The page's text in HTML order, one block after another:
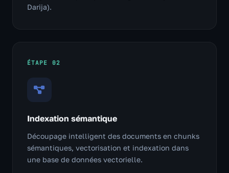
Darija).
ÉTAPE 02
Indexation sémantique
Découpage intelligent des documents en chunks
sémantiques, vectorisation et indexation dans
une base de données vectorielle.